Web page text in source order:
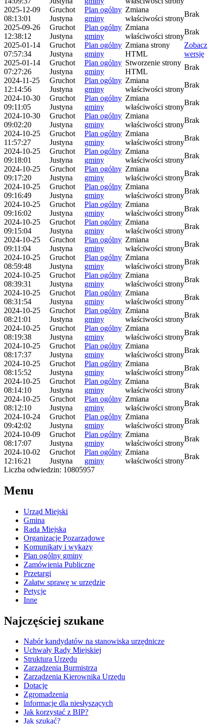
2025-12-09
08:13:01
Gruchot
Justyna
Plan ogólny
gminy
Zmiana
właściwości strony
Brak
2025-09-26
12:38:12
Gruchot
Justyna
Plan ogólny
gminy
Zmiana
właściwości strony
Brak
2025-01-14
07:57:34
Gruchot
Justyna
Plan ogólny
gminy
Zmiana strony
HTML
Zobacz
wersję
2025-01-14
07:27:26
Gruchot
Justyna
Plan ogólny
gminy
Stworzenie strony
HTML
Brak
2024-11-25
12:14:56
Gruchot
Justyna
Plan ogólny
gminy
Zmiana
właściwości strony
Brak
2024-10-30
09:11:05
Gruchot
Justyna
Plan ogólny
gminy
Zmiana
właściwości strony
Brak
2024-10-30
09:02:20
Gruchot
Justyna
Plan ogólny
gminy
Zmiana
właściwości strony
Brak
2024-10-25
11:57:27
Gruchot
Justyna
Plan ogólny
gminy
Zmiana
właściwości strony
Brak
2024-10-25
09:18:01
Gruchot
Justyna
Plan ogólny
gminy
Zmiana
właściwości strony
Brak
2024-10-25
09:17:20
Gruchot
Justyna
Plan ogólny
gminy
Zmiana
właściwości strony
Brak
2024-10-25
09:16:49
Gruchot
Justyna
Plan ogólny
gminy
Zmiana
właściwości strony
Brak
2024-10-25
09:16:02
Gruchot
Justyna
Plan ogólny
gminy
Zmiana
właściwości strony
Brak
2024-10-25
09:15:04
Gruchot
Justyna
Plan ogólny
gminy
Zmiana
właściwości strony
Brak
2024-10-25
09:11:04
Gruchot
Justyna
Plan ogólny
gminy
Zmiana
właściwości strony
Brak
2024-10-25
08:59:48
Gruchot
Justyna
Plan ogólny
gminy
Zmiana
właściwości strony
Brak
2024-10-25
08:39:31
Gruchot
Justyna
Plan ogólny
gminy
Zmiana
właściwości strony
Brak
2024-10-25
08:31:54
Gruchot
Justyna
Plan ogólny
gminy
Zmiana
właściwości strony
Brak
2024-10-25
08:21:01
Gruchot
Justyna
Plan ogólny
gminy
Zmiana
właściwości strony
Brak
2024-10-25
08:19:38
Gruchot
Justyna
Plan ogólny
gminy
Zmiana
właściwości strony
Brak
2024-10-25
08:17:37
Gruchot
Justyna
Plan ogólny
gminy
Zmiana
właściwości strony
Brak
2024-10-25
08:15:52
Gruchot
Justyna
Plan ogólny
gminy
Zmiana
właściwości strony
Brak
2024-10-25
08:14:10
Gruchot
Justyna
Plan ogólny
gminy
Zmiana
właściwości strony
Brak
2024-10-25
08:12:10
Gruchot
Justyna
Plan ogólny
gminy
Zmiana
właściwości strony
Brak
2024-10-24
09:42:02
Gruchot
Justyna
Plan ogólny
gminy
Zmiana
właściwości strony
Brak
2024-10-09
08:17:07
Gruchot
Justyna
Plan ogólny
gminy
Zmiana
właściwości strony
Brak
2024-10-02
12:16:21
Gruchot
Justyna
Plan ogólny
gminy
Zmiana
właściwości strony
Brak
Liczba odwiedzin: 10805957
Menu
Urząd Miejski
Gmina
Rada Miejska
Organizacje Pozarządowe
Komunikaty i wykazy
Plan ogólny gminy
Zamówienia Publiczne
Przetargi
Załatw sprawę w urzędzie
Petycje
Inne
Najczęściej szukane
Nabór kandydatów na stanowiska urzędnicze
Uchwały Rady Miejskiej
Struktura Urzędu
Zarządzenia Burmistrza
Zarządzenia Kierownika Urzędu
Dotacje
Zgromadzenia
Informacje dla niesłyszących
Jak korzystać z BIP?
Jak szukać?